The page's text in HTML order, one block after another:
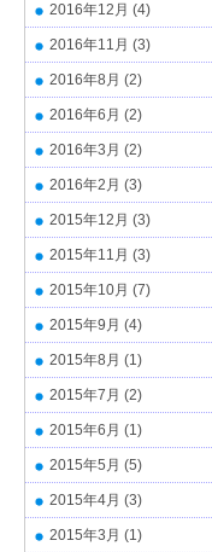
2016年12月 (4)
2016年11月 (3)
2016年8月 (2)
2016年6月 (2)
2016年3月 (2)
2016年2月 (3)
2015年12月 (3)
2015年11月 (3)
2015年10月 (7)
2015年9月 (4)
2015年8月 (1)
2015年7月 (2)
2015年6月 (1)
2015年5月 (5)
2015年4月 (3)
2015年3月 (1)